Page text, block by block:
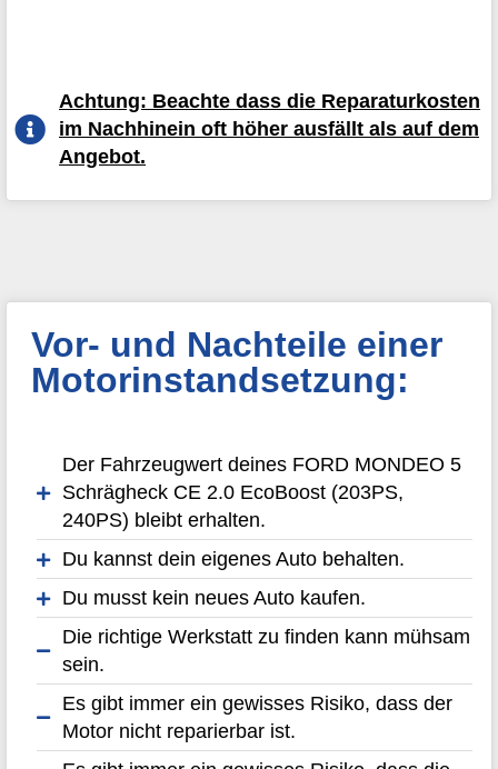
Achtung: Beachte dass die Reparaturkosten
im Nachhinein oft höher ausfällt als auf dem
Angebot.
Vor- und Nachteile einer
Motorinstandsetzung:
Der Fahrzeugwert deines FORD MONDEO 5
Schrägheck CE 2.0 EcoBoost (203PS,
240PS) bleibt erhalten.
Du kannst dein eigenes Auto behalten.
Du musst kein neues Auto kaufen.
Die richtige Werkstatt zu finden kann mühsam
sein.
Es gibt immer ein gewisses Risiko, dass der
Motor nicht reparierbar ist.